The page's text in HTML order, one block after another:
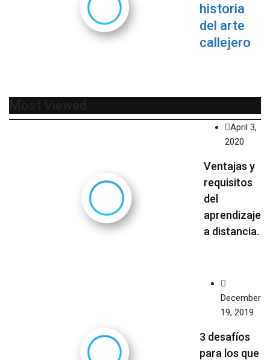
historia
del arte
callejero
Most Viewed
April 3,
2020
Ventajas y
requisitos
del
aprendizaje
a distancia.
December
19, 2019
3 desafíos
para los que